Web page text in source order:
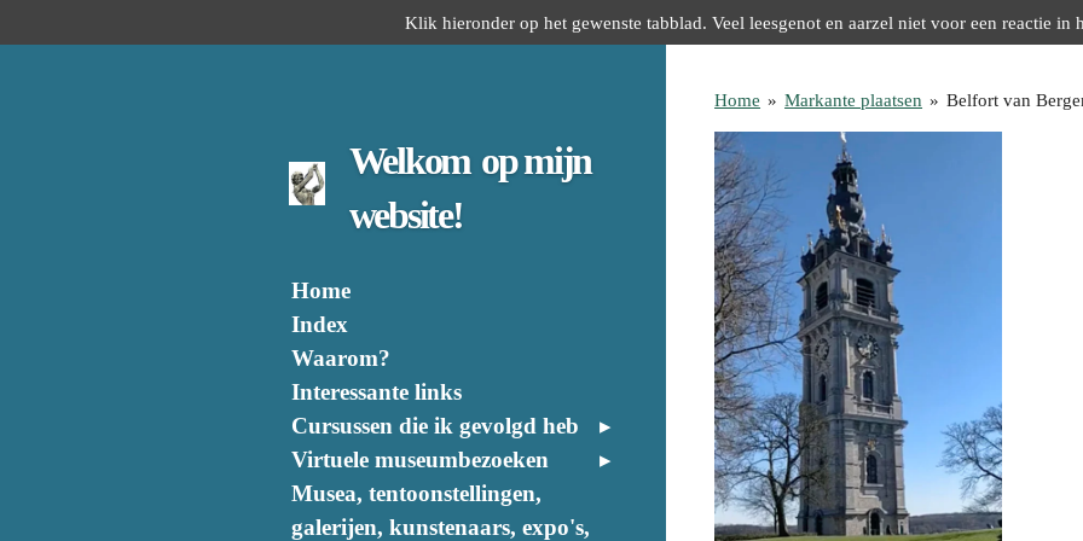
direct
Klik hieronder op het gewenste tabblad. Veel leesgenot en aarzel niet voor een reactie in
Home » Markante plaatsen » Belfort van
Welkom op mijn
website!
Home
Index
Waarom?
Interessante links
Cursussen die ik gevolgd heb
Virtuele museumbezoeken
Musea, tentoonstellingen,
galerijen, kunstenaars, expo's,